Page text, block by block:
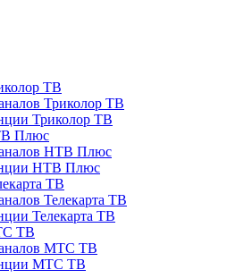
ТВ
Триколор ТВ
Триколор ТВ
Плюс
НТВ Плюс
НТВ Плюс
ТВ
Телекарта ТВ
Телекарта ТВ
ТВ
МТС ТВ
МТС ТВ